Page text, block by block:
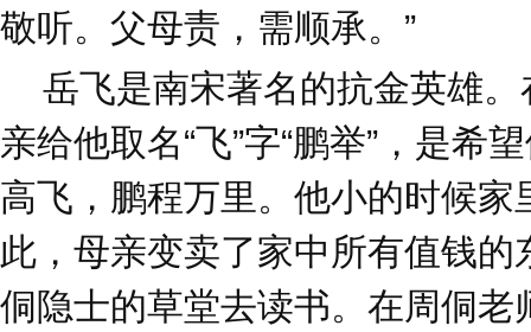
敬听。父母责，需顺承。”
岳飞是南宋著名的抗金英雄。
亲给他取名“飞”字“鹏举”，是希
高飞，鹏程万里。他小的时候
此，母亲变卖了家中所有值钱
侗隐士的草堂去读书。在周侗老